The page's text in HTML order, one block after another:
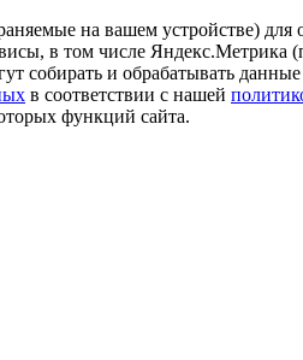
на вашем устройстве) для
в том числе Яндекс.Метрика
собирать и обрабатывать
в соответствии с нашей
функций сайта.